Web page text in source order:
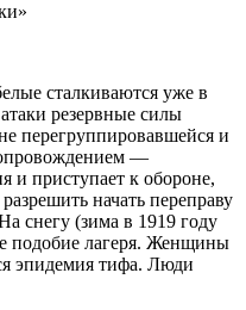
сталкиваются уже в
резервные силы
перегруппировавшейся и
—
и приступает к обороне,
начать переправу
снегу (зима в 1919 году
подобие лагеря. Женщины
эпидемия тифа. Люди